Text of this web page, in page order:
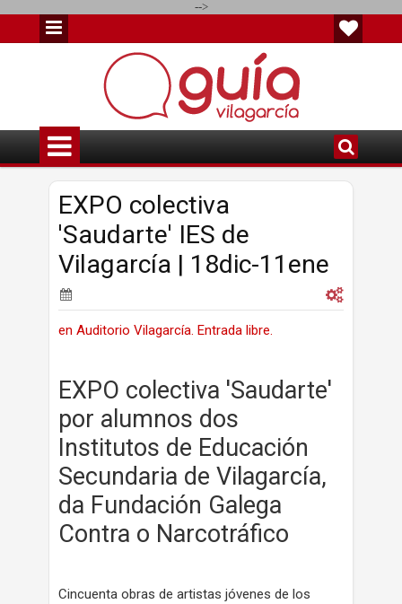
-->
EXPO colectiva
'Saudarte' IES de
Vilagarcía | 18dic-11ene
en Auditorio Vilagarcía. Entrada libre.
EXPO colectiva 'Saudarte'
por alumnos dos
Institutos de Educación
Secundaria de Vilagarcía,
da Fundación Galega
Contra o Narcotráfico
Cincuenta obras de artistas jóvenes de los